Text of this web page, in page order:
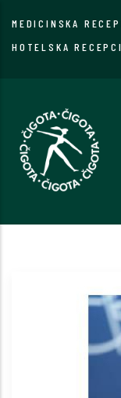
MEDICINSKA
HOTELSKA